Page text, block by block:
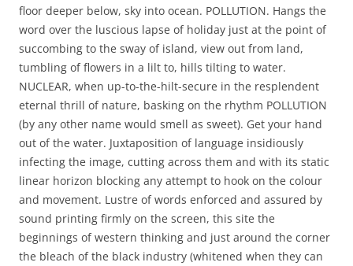
floor deeper below, sky into ocean. POLLUTION. Hangs the
word over the luscious lapse of holiday just at the point of
succombing to the sway of island, view out from land,
tumbling of flowers in a lilt to, hills tilting to water.
NUCLEAR, when up-to-the-hilt-secure in the resplendent
eternal thrill of nature, basking on the rhythm POLLUTION
(by any other name would smell as sweet). Get your hand
out of the water. Juxtaposition of language insidiously
infecting the image, cutting across them and with its static
linear horizon blocking any attempt to hook on the colour
and movement. Lustre of words enforced and assured by
sound printing firmly on the screen, this site the
beginnings of western thinking and just around the corner
the bleach of the black industry (whitened when they can